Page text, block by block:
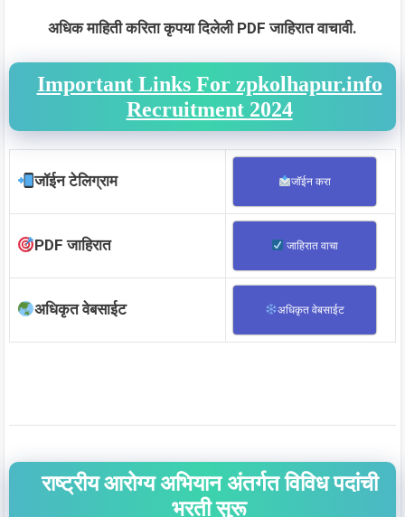
अधिक माहिती करिता कृपया दिलेली PDF जाहिरात वाचावी.
Important Links For zpkolhapur.info
Recruitment 2024
जॉईन टेलिग्राम जॉईन करा
PDF जाहिरात जाहिरात वाचा
अधिकृत वेबसाईट अधिकृत वेबसाईट
राष्ट्रीय आरोग्य अभियान अंतर्गत विविध पदांची
भरती सुरू